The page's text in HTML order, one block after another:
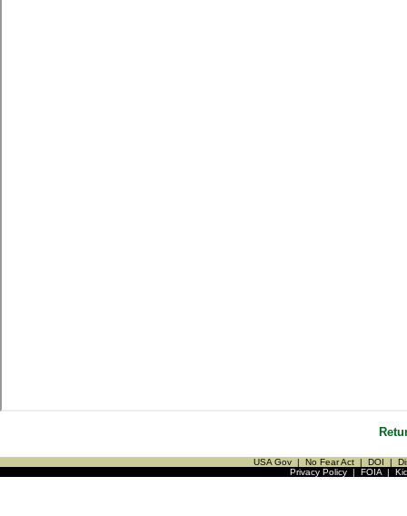
USA Gov | No Fear Act | DOI |
Privacy Policy| FOIA|